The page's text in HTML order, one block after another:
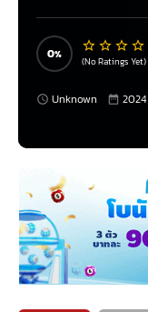
0 (No Ratings Yet)
Unknown 2024